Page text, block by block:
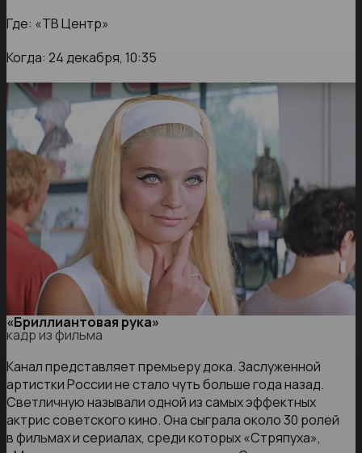
Где: «ТВ Центр»
Когда: 24 декабря, 10:35
«Бриллиантовая рука»
кадр из фильма
Канал представляет премьеру дока. Заслуженной
артистки России не стало чуть больше года назад.
Светличную называли одной из самых эффектных
актрис советского кино. Она сыграла около 30 ролей
в фильмах и сериалах, среди которых «Стряпуха»,